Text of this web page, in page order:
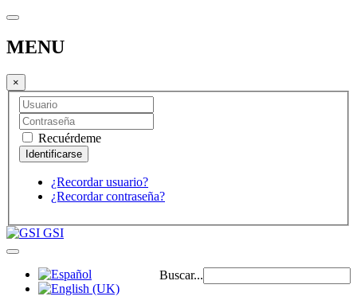
MENU
×
Recuérdeme
¿Recordar usuario?
¿Recordar contraseña?
GSI
Buscar...